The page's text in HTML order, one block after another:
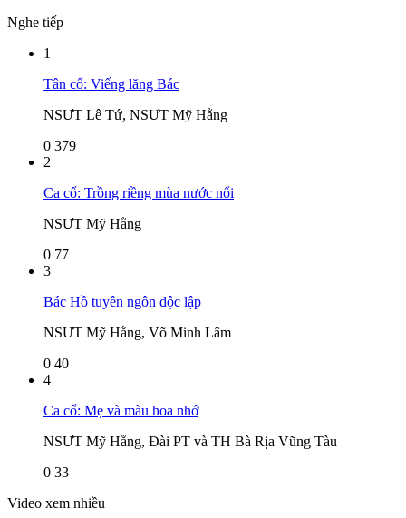
Nghe tiếp
1
Tân cổ: Viếng lăng Bác
NSƯT Lê Tứ, NSƯT Mỹ Hằng
0 379
2
Ca cổ: Trồng riềng mùa nước nổi
NSƯT Mỹ Hằng
0 77
3
Bác Hồ tuyên ngôn độc lập
NSƯT Mỹ Hằng, Võ Minh Lâm
0 40
4
Ca cổ: Mẹ và màu hoa nhớ
NSƯT Mỹ Hằng, Đài PT và TH Bà Rịa Vũng Tàu
0 33
Video xem nhiều